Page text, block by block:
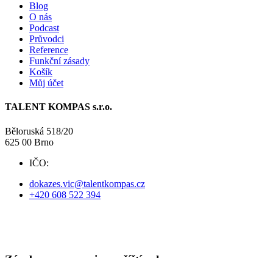
Blog
O nás
Podcast
Průvodci
Reference
Funkční zásady
Košík
Můj účet
TALENT KOMPAS s.r.o.
Běloruská 518/20
625 00 Brno
IČO:
dokazes.vic@talentkompas.cz
+420 608 522 394